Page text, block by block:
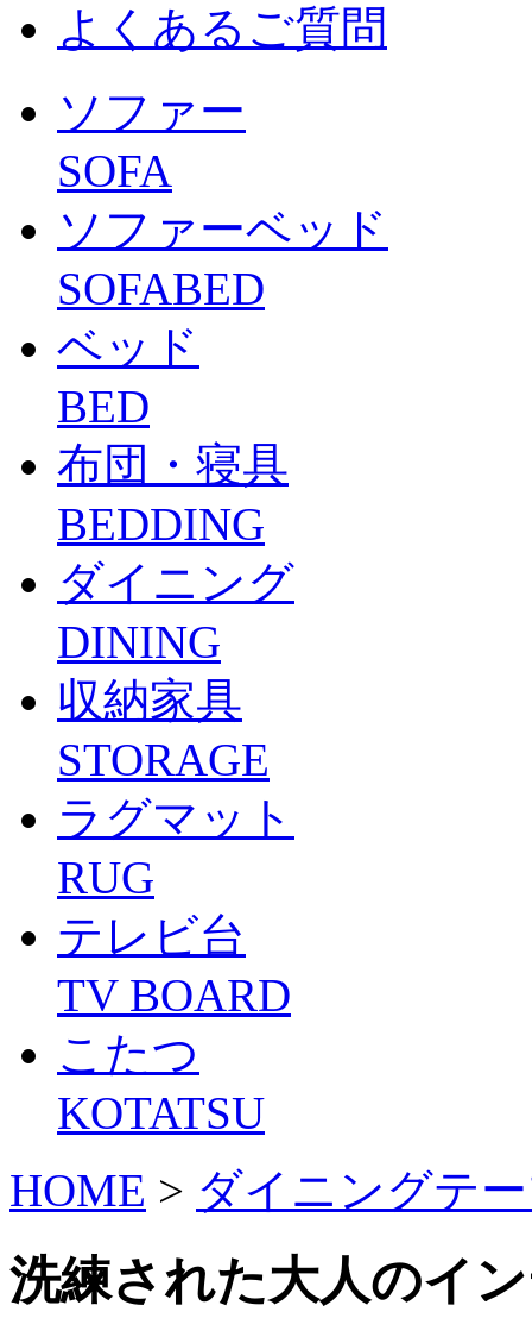
よくあるご質問
ソファー
SOFA
ソファーベッド
SOFABED
ベッド
BED
布団・寝具
BEDDING
ダイニング
DINING
収納家具
STORAGE
ラグマット
RUG
テレビ台
TV BOARD
こたつ
KOTATSU
HOME > ダイニングテ
洗練された大人のイ